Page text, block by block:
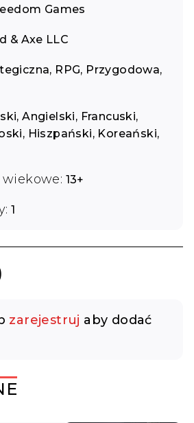
Games
& Axe LLC
RPG, Przygodowa,
Angielski, Francuski,
Hiszpański, Koreański,
13+
1
zarejestruj aby dodać